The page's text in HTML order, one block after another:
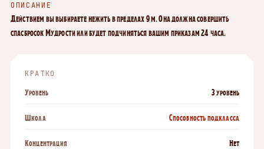
ОПИСАНИЕ
Действием вы выбираете нежить в пределах 9 м. Она должна совершить
спасбросок Мудрости или будет подчиняться вашим приказам 24 часа.
КРАТКО
Уровень 3 уровень
Школа Способность подкласса
Концентрация Нет